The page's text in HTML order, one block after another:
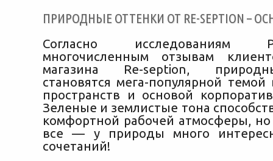
ПРИРОДНЫЕ ОТТЕНКИ ОТ RE-SEPTION –
Согласно
многочисленным отзывам
магазина Re-seption,
становятся мега-популярной
пространств и основой
Зеленые и землистые тона
комфортной рабочей атмосферы,
все — у природы много
сочетаний!